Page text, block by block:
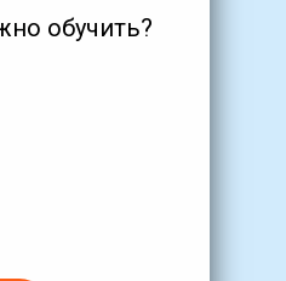
обучить?